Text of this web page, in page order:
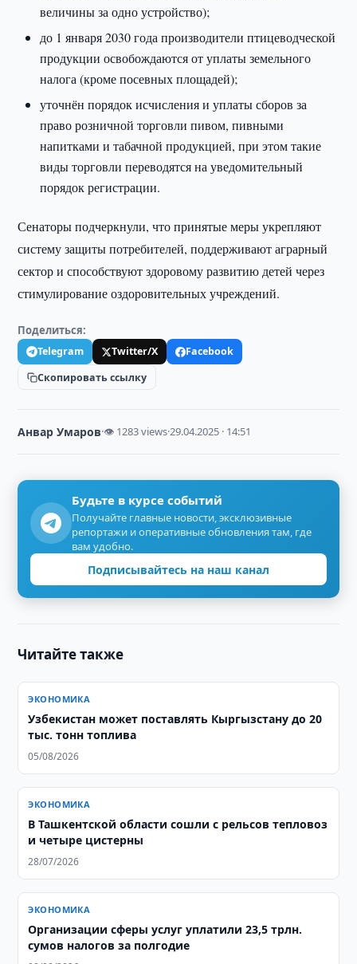
величины за одно устройство);
до 1 января 2030 года производители птицеводческой
продукции освобождаются от уплаты земельного
налога (кроме посевных площадей);
уточнён порядок исчисления и уплаты сборов за
право розничной торговли пивом, пивными
напитками и табачной продукцией, при этом такие
виды торговли переводятся на уведомительный
порядок регистрации.
Сенаторы подчеркнули, что принятые меры укрепляют
систему защиты потребителей, поддерживают аграрный
сектор и способствуют здоровому развитию детей через
стимулирование оздоровительных учреждений.
Поделиться:
Telegram Twitter/X
Facebook
Скопировать ссылку
Анвар Умаров·👁 1283 views·29.04.2025 · 14:51
Будьте в курсе событий
Получайте главные новости, эксклюзивные
репортажи и оперативные обновления там, где
вам удобно.
Подписывайтесь на наш канал
Читайте также
ЭКОНОМИКА
Узбекистан может поставлять Кыргызстану до 20
тыс. тонн топлива
05/08/2026
ЭКОНОМИКА
В Ташкентской области сошли с рельсов тепловоз
и четыре цистерны
28/07/2026
ЭКОНОМИКА
Организации сферы услуг уплатили 23,5 трлн.
сумов налогов за полгодие